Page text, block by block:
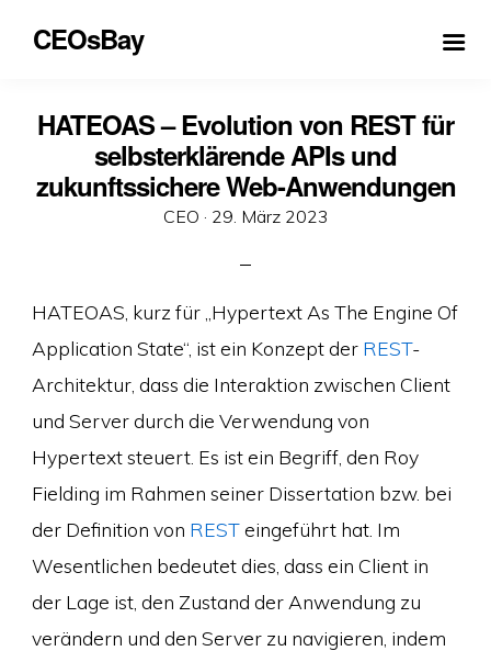
CEOsBay
HATEOAS – Evolution von REST für
selbsterklärende APIs und
zukunftssichere Web-Anwendungen
CEO · Veröffentlicht
29. März 2023
HATEOAS, kurz für „Hypertext As The Engine Of
Application State“, ist ein Konzept der REST-
Architektur, dass die Interaktion zwischen Client
und Server durch die Verwendung von
Hypertext steuert. Es ist ein Begriff, den Roy
Fielding im Rahmen seiner Dissertation bzw. bei
der Definition von RESTeingeführt hat. Im
Wesentlichen bedeutet dies, dass ein Client in
der Lage ist, den Zustand der Anwendung zu
verändern und den Server zu navigieren, indem